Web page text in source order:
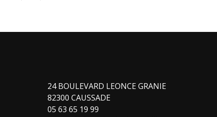
24 BOULEVARD LEONCE GRANIE
82300 CAUSSADE
05 63 65 19 99